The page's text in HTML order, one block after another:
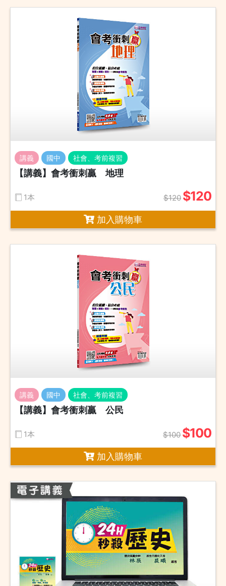
講義 國中 社會、考前複習
【講義】會考衝刺贏 地理
1本 $120 $120
加入購物車
講義 國中 社會、考前複習
【講義】會考衝刺贏 公民
1本 $100 $100
加入購物車